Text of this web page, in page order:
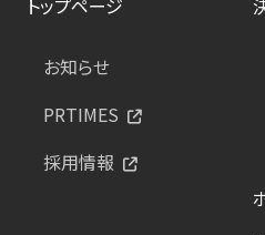
お知らせ
PRTIMES
採用情報